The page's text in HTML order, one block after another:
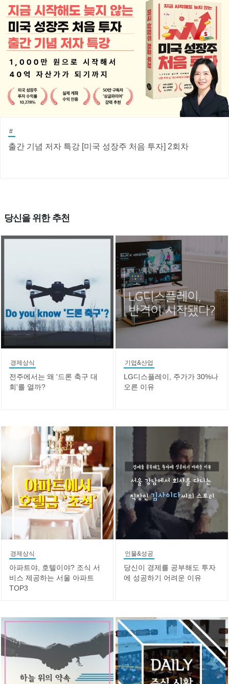
#
출간 기념 저자 특강 [미국 성장주 처음 투자] 2회차
당신을 위한 추천
경제상식
전주에서는 왜 '드론 축구 대
회'를 열까?
기업&산업
LG디스플레이, 주가가 30%나
오른 이유
경제상식
아파트야, 호텔이야? 조식 서
비스 제공하는 서울 아파트
TOP3
인물&성공
당신이 경제를 공부해도 투자
에 성공하기 어려운 이유